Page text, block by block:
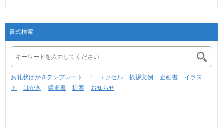
書式検索
お礼状はがきテンプレート 1 エクセル 挨拶文例 企画書
イラス
ト
はがき 請求書 提案 お知らせ